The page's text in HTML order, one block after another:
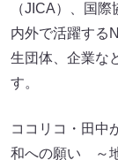
（JICA）、国
内外で活躍する
生団体、企業な
す。
ココリコ・田中
和への願い ～